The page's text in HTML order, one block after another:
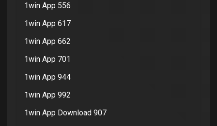
1win App 556
1win App 617
1win App 662
1win App 701
1win App 944
1win App 992
1win App Download 907